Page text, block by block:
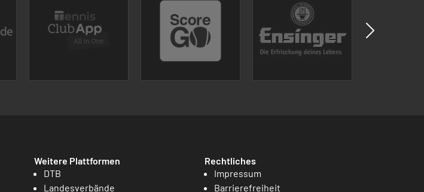
Weitere Plattformen
DTB
Landesverbände
Rechtliches
Impressum
Barrierefreiheit